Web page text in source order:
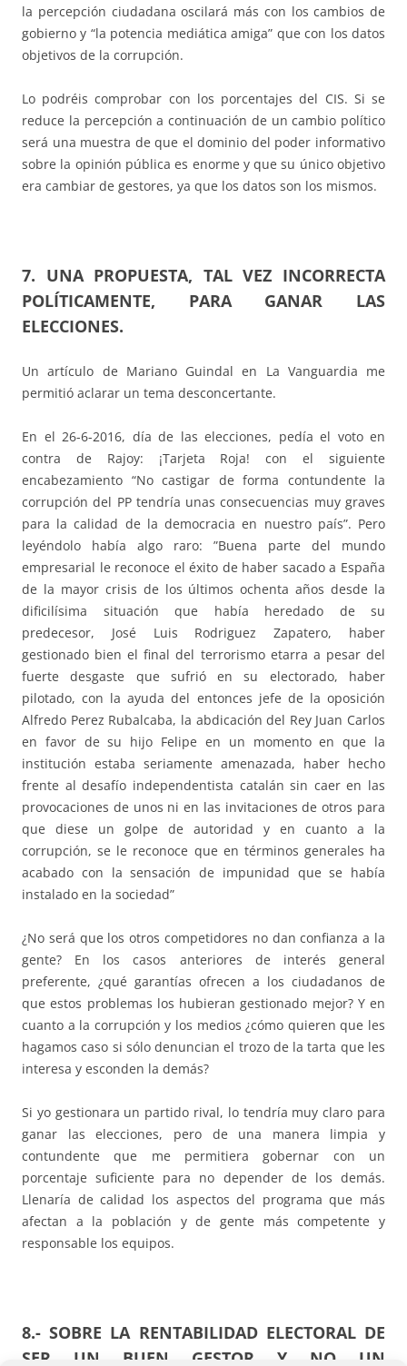
la percepción ciudadana oscilará más con los cambios de
gobierno y “la potencia mediática amiga” que con los datos
objetivos de la corrupción.
Lo podréis comprobar con los porcentajes del CIS. Si se
reduce la percepción a continuación de un cambio político
será una muestra de que el dominio del poder informativo
sobre la opinión pública es enorme y que su único objetivo
era cambiar de gestores, ya que los datos son los mismos.
7. UNA PROPUESTA, TAL VEZ INCORRECTA
POLÍTICAMENTE, PARA GANAR LAS
ELECCIONES.
Un artículo de Mariano Guindal en La Vanguardia me
permitió aclarar un tema desconcertante.
En el 26-6-2016, día de las elecciones, pedía el voto en
contra de Rajoy: ¡Tarjeta Roja! con el siguiente
encabezamiento “No castigar de forma contundente la
corrupción del PP tendría unas consecuencias muy graves
para la calidad de la democracia en nuestro país”. Pero
leyéndolo había algo raro: ”Buena parte del mundo
empresarial le reconoce el éxito de haber sacado a España
de la mayor crisis de los últimos ochenta años desde la
dificilísima situación que había heredado de su
predecesor, José Luis Rodriguez Zapatero, haber
gestionado bien el final del terrorismo etarra a pesar del
fuerte desgaste que sufrió en su electorado, haber
pilotado, con la ayuda del entonces jefe de la oposición
Alfredo Perez Rubalcaba, la abdicación del Rey Juan Carlos
en favor de su hijo Felipe en un momento en que la
institución estaba seriamente amenazada, haber hecho
frente al desafío independentista catalán sin caer en las
provocaciones de unos ni en las invitaciones de otros para
que diese un golpe de autoridad y en cuanto a la
corrupción, se le reconoce que en términos generales ha
acabado con la sensación de impunidad que se había
instalado en la sociedad”
¿No será que los otros competidores no dan confianza a la
gente? En los casos anteriores de interés general
preferente, ¿qué garantías ofrecen a los ciudadanos de
que estos problemas los hubieran gestionado mejor? Y en
cuanto a la corrupción y los medios ¿cómo quieren que les
hagamos caso si sólo denuncian el trozo de la tarta que les
interesa y esconden la demás?
Si yo gestionara un partido rival, lo tendría muy claro para
ganar las elecciones, pero de una manera limpia y
contundente que me permitiera gobernar con un
porcentaje suficiente para no depender de los demás.
Llenaría de calidad los aspectos del programa que más
afectan a la población y de gente más competente y
responsable los equipos.
8.- SOBRE LA RENTABILIDAD ELECTORAL DE
SER UN BUEN GESTOR Y NO UN